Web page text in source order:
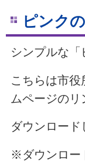
ピンク
シンプルな「
こちらは市
ムページのリ
ダウンロード
※ダウンロー